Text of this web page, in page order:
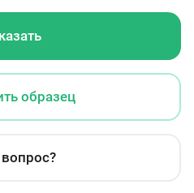
образец
вопрос?